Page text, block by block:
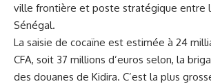
ville frontière et poste stratégique entre
Sénégal.
La saisie de cocaïne est estimée à 24
CFA, soit 37 millions d’euros selon, la
des douanes de Kidira. C’est la plus